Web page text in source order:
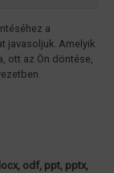
a
javasoljuk. Amelyik
ott az Ön döntése,
odf, ppt, pptx,